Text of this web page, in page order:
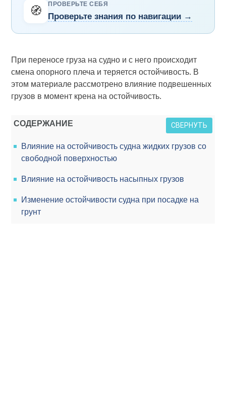
🧭 ПРОВЕРЬТЕ СЕБЯ
Проверьте знания по навигации →
При переносе груза на судно и с него происходит
смена опорного плеча и теряется остойчивость. В
этом материале рассмотрено влияние подвешенных
грузов в момент крена на остойчивость.
СОДЕРЖАНИЕ СВЕРНУТЬ
Влияние на остойчивость судна жидких грузов со
свободной поверхностью
Влияние на остойчивость насыпных грузов
Изменение остойчивости судна при посадке на
грунт